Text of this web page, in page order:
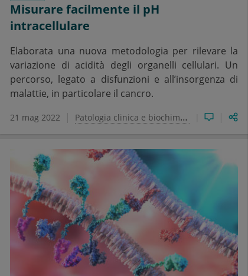
Misurare facilmente il pH
intracellulare
Elaborata una nuova metodologia per rilevare la
variazione di acidità degli organelli cellulari. Un
percorso, legato a disfunzioni e all’insorgenza di
malattie, in particolare il cancro.
21 mag 2022 Patologia clinica e biochimica clinica